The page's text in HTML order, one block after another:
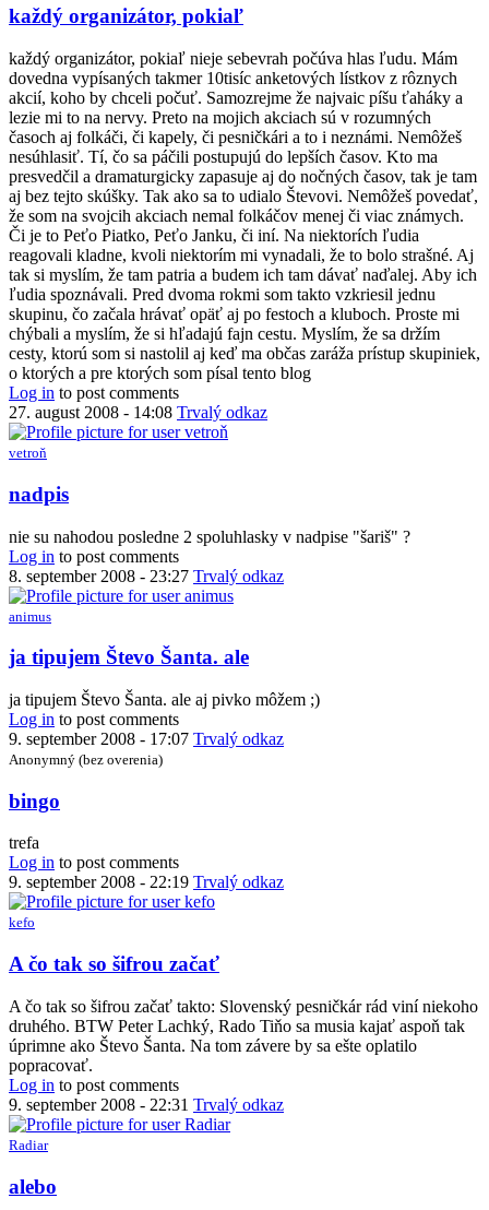
In
reply
to
...kdo
na
to
má
a
kdo
ne
by
Kwak
každý organizátor, pokiaľ
každý organizátor, pokiaľ nieje sebevrah počúva hlas ľudu. Mám
dovedna vypísaných takmer 10tisíc anketových lístkov z rôznych
akcií, koho by chceli počuť. Samozrejme že najvaic píšu ťaháky a
lezie mi to na nervy. Preto na mojich akciach sú v rozumných
časoch aj folkáči, či kapely, či pesničkári a to i neznámi. Nemôžeš
nesúhlasiť. Tí, čo sa páčili postupujú do lepších časov. Kto ma
presvedčil a dramaturgicky zapasuje aj do nočných časov, tak je tam
aj bez tejto skúšky. Tak ako sa to udialo Števovi. Nemôžeš povedať,
že som na svojcih akciach nemal folkáčov menej či viac známych.
Či je to Peťo Piatko, Peťo Janku, či iní. Na niektorích ľudia
reagovali kladne, kvoli niektorím mi vynadali, že to bolo strašné. Aj
tak si myslím, že tam patria a budem ich tam dávať naďalej. Aby ich
ľudia spoznávali. Pred dvoma rokmi som takto vzkriesil jednu
skupinu, čo začala hrávať opäť aj po festoch a kluboch. Proste mi
chýbali a myslím, že si hľadajú fajn cestu. Myslím, že sa držím
cesty, ktorú som si nastolil aj keď ma občas zaráža prístup skupiniek,
o ktorých a pre ktorých som písal tento blog
Log in to post comments
27. august 2008 - 14:08 Trvalý odkaz
vetroň
nadpis
nie su nahodou posledne 2 spoluhlasky v nadpise "šariš" ?
Log in to post comments
8. september 2008 - 23:27 Trvalý odkaz
animus
In
reply
to
nadpis
by
vetroň
ja tipujem Števo Šanta. ale
ja tipujem Števo Šanta. ale aj pivko môžem ;)
Log in to post comments
9. september 2008 - 17:07 Trvalý odkaz
Anonymný (bez overenia)
In
reply
to
ja
tipujem
Števo
Šanta.
ale
by
animus
bingo
trefa
Log in to post comments
9. september 2008 - 22:19 Trvalý odkaz
kefo
A čo tak so šifrou začať
A čo tak so šifrou začať takto: Slovenský pesničkár rád viní niekoho
druhého. BTW Peter Lachký, Rado Tiňo sa musia kajať aspoň tak
úprimne ako Števo Šanta. Na tom závere by sa ešte oplatilo
popracovať.
Log in to post comments
9. september 2008 - 22:31 Trvalý odkaz
Radiar
In
reply
alebo